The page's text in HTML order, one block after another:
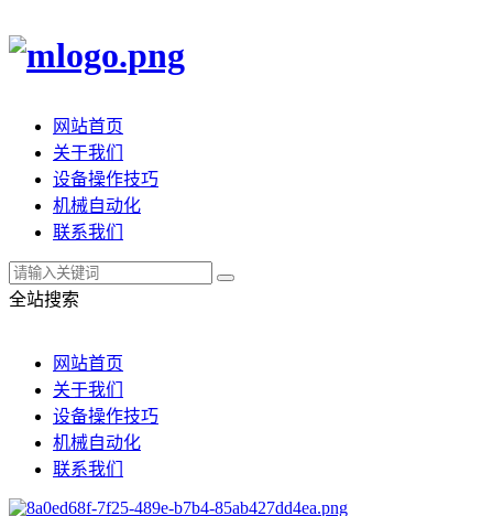
网站首页
关于我们
设备操作技巧
机械自动化
联系我们
全站搜索
网站首页
关于我们
设备操作技巧
机械自动化
联系我们